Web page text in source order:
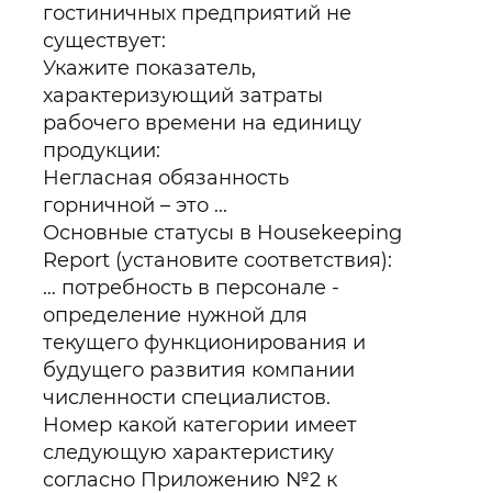
гостиничных предприятий не
существует:
Укажите показатель,
характеризующий затраты
рабочего времени на единицу
продукции:
Негласная обязанность
горничной – это ...
Основные статусы в Housekeeping
Report (установите соответствия):
… потребность в персонале -
определение нужной для
текущего функционирования и
будущего развития компании
численности специалистов.
Номер какой категории имеет
следующую характеристику
согласно Приложению №2 к